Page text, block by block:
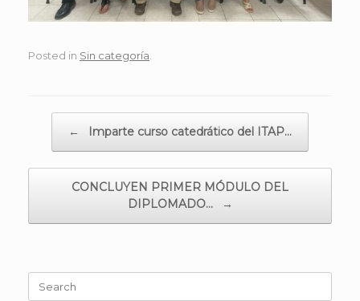
Posted in Sin categoría
← Imparte curso catedrático del ITAP…
CONCLUYEN PRIMER MÓDULO DEL
DIPLOMADO…
→
for: